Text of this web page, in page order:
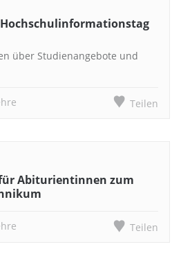
über Studienangebote und
Teilen
Abiturientinnen zum
Teilen